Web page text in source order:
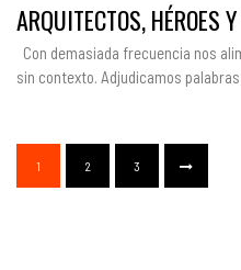
ARQUITECTOS, HÉROES
Con demasiada frecuencia nos
sin contexto. Adjudicamos
1 2 3